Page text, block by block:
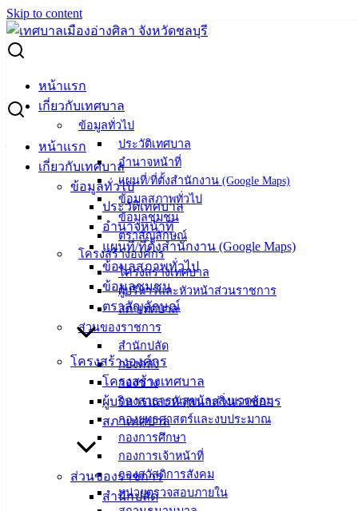
Skip to content
หน้าแรก
เกี่ยวกับเทศบาล
ข้อมูลทั่วไป
ประวัติเทศบาล
อำนาจหน้าที่
แผนที่/ที่ตั้งสำนักงาน (Google Maps)
ข้อมูลสภาพทั่วไป
ข้อมูลชุมชน
ตราสัญลักษณ์
โครงสร้างองค์กร
โครงสร้างเทศบาล
ผู้บริหารและหัวหน้าส่วนราชการ
สภาเทศบาล
ส่วนของราชการ
สำนักปลัด
กองคลัง
กองช่าง
กองสาธารณสุขและสิ่งแวดล้อม
กองยุทธศาสตร์และงบประมาณ
กองการศึกษา
กองการเจ้าหน้าที่
กองสวัสดิการสังคม
หน่วยตรวจสอบภายใน
หน้าแรก
เกี่ยวกับเทศบาล
ข้อมูลทั่วไป
ประวัติเทศบาล
อำนาจหน้าที่
แผนที่/ที่ตั้งสำนักงาน (Google Maps)
ข้อมูลสภาพทั่วไป
ข้อมูลชุมชน
ตราสัญลักษณ์
โครงสร้างองค์กร
โครงสร้างเทศบาล
ผู้บริหารและหัวหน้าส่วนราชการ
สภาเทศบาล
ส่วนของราชการ
สำนักปลัด
Search for:
ขอเชิญเข้าร่วมตรวจคัดกรองสุขภาพ ปีงบประมาณ 2569
ขอเชิญเข้าร่วมตรวจคัดกรองสุขภาพ
ปีงบประมาณ 2569
มิถุนายน 15, 2026มิถุนายน 16, 2026
, ข่าวเด่น
**ตรวจสุขภาพฟรี! ไม่มีค่าใช้จ่าย**
เทศบาลเมืองอ่างศิลา ขอเชิญประชาชนในเขตเทศบาลเมืองอ่าง
ศิลา เข้าร่วมตรวจคัดกรองสุขภาพ ปีงบประมาณ 2569
สำหรับผู้มีสัญชาติไทย
อายุ 35 ปีขึ้นไป
มีทะเบียนบ้านอยู่ในเขตเทศบาลเมืองอ่างศิลา
ไม่มีโรคประจำตัวที่ต้องทานยาต่อเนื่อง
เริ่มลงทะเบียนวันที่ 15 มิถุนายน 2569 เป็นต้นไป